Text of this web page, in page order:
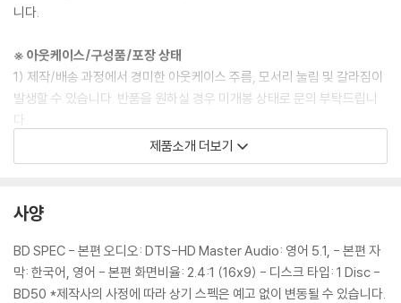
니다.
※ 아웃케이스/구성품/포장 상태
1) 제작/배송 과정에서 경미한 아웃케이스 주름, 모서리 눌림 및 갈라짐이
발생할 수 있습니다. 반품을 원하실 경우 미개봉 상태로 문의 부탁드립니
다.
2) 스틸북 케이스 제작 과정에서 기포 혹은 경미한 인쇄 오류가 발생할 수
있습니다.
름 손상에 의한 교환/반품은 불가합니다.
4) 본품 보호를 위해 노란색의 카톤 박스로 재포장한 경우, 카톤박스 손상
에 의한 교환/반품은 불가합니다.
5) 아웃케이스/구성품/포장 상태 불량에 의한 교환/반품 신청시 불량 확
인을 위해 개봉 시의 동영상을 요청할 수 있으며, 동영상이 없는 경우 교
제품소개 더보기
사양
BD SPEC - 본편 오디오: DTS-HD Master Audio: 영어 5.1, - 본편 자
막: 한국어, 영어 - 본편 화면비율: 2.4:1 (16x9) - 디스크 타입: 1 Disc -
BD50 *제작사의 사정에 따라 상기 스펙은 예고 없이 변동될 수 있습니다.